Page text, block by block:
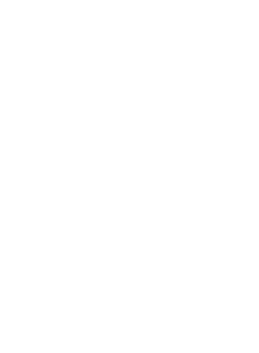
über unser
absetzbar !
steuerrelevanten
für Finanzen ist per